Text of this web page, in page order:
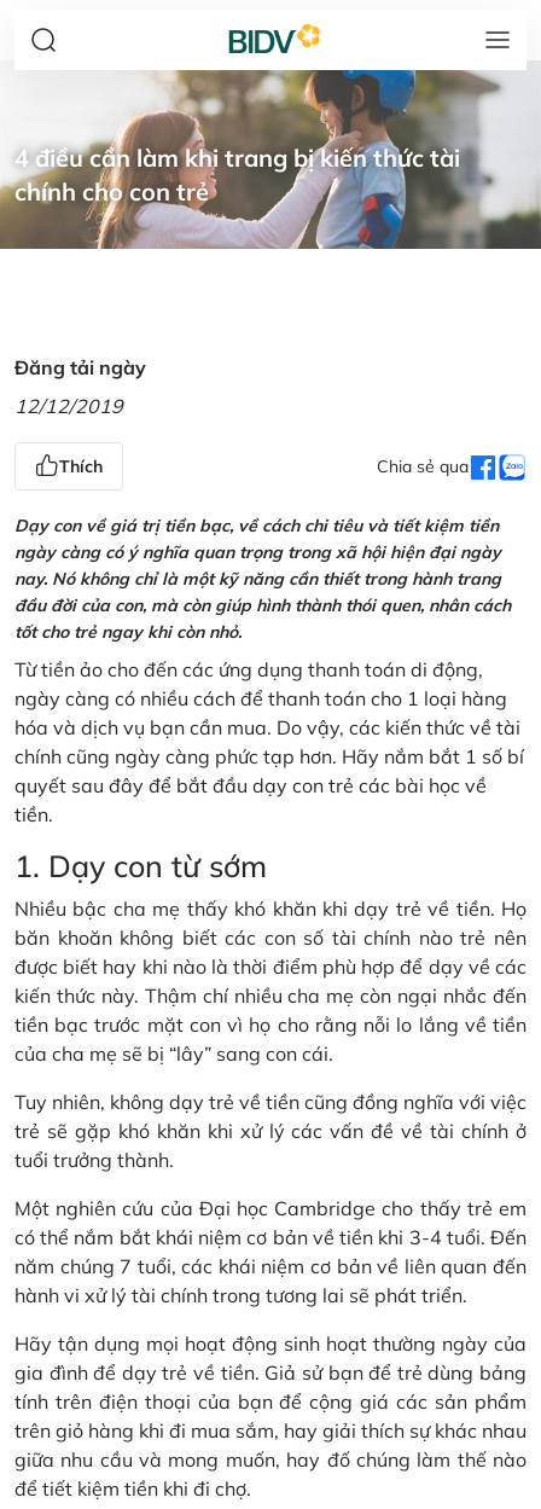
4 điều cần làm khi trang bị kiến thức tài
chính cho con trẻ
Đăng tải ngày
12/12/2019
Thích Chia sẻ qua
Dạy con về giá trị tiền bạc, về cách chi tiêu và tiết kiệm tiền
ngày càng có ý nghĩa quan trọng trong xã hội hiện đại ngày
nay. Nó không chỉ là một kỹ năng cần thiết trong hành trang
đầu đời của con, mà còn giúp hình thành thói quen, nhân cách
tốt cho trẻ ngay khi còn nhỏ.
Từ tiền ảo cho đến các ứng dụng thanh toán di động,
ngày càng có nhiều cách để thanh toán cho 1 loại hàng
hóa và dịch vụ bạn cần mua. Do vậy, các kiến thức về tài
chính cũng ngày càng phức tạp hơn. Hãy nắm bắt 1 số bí
quyết sau đây để bắt đầu dạy con trẻ các bài học về
tiền.
1. Dạy con từ sớm
Nhiều bậc cha mẹ thấy khó khăn khi dạy trẻ về tiền. Họ
băn khoăn không biết các con số tài chính nào trẻ nên
được biết hay khi nào là thời điểm phù hợp để dạy về các
kiến thức này. Thậm chí nhiều cha mẹ còn ngại nhắc đến
tiền bạc trước mặt con vì họ cho rằng nỗi lo lắng về tiền
của cha mẹ sẽ bị “lây” sang con cái.
Tuy nhiên, không dạy trẻ về tiền cũng đồng nghĩa với việc
trẻ sẽ gặp khó khăn khi xử lý các vấn đề về tài chính ở
tuổi trưởng thành.
Một nghiên cứu của Đại học Cambridge cho thấy trẻ em
có thể nắm bắt khái niệm cơ bản về tiền khi 3-4 tuổi. Đến
năm chúng 7 tuổi, các khái niệm cơ bản về liên quan đến
hành vi xử lý tài chính trong tương lai sẽ phát triển.
Hãy tận dụng mọi hoạt động sinh hoạt thường ngày của
gia đình để dạy trẻ về tiền. Giả sử bạn để trẻ dùng bảng
tính trên điện thoại của bạn để cộng giá các sản phẩm
trên giỏ hàng khi đi mua sắm, hay giải thích sự khác nhau
giữa nhu cầu và mong muốn, hay đố chúng làm thế nào
để tiết kiệm tiền khi đi chợ.